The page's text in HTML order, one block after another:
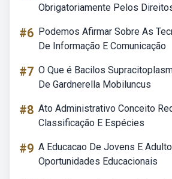
Obrigatoriamente Pelos
#6 Podemos Afirmar Sobre As
De Informação E Comunicação
#7 O Que é Bacilos
De Gardnerella Mobiluncus
#8 Ato Administrativo Conceito
Classificação E Espécies
#9 A Educacao De Jovens E
Oportunidades Educacionais